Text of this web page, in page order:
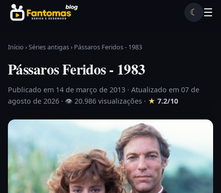
Pular para o conteúdo
☰
☾
Início ›Séries antigas› Pássaros Feridos - 1983
Pássaros Feridos - 1983
Publicado em 14 de março de 2013 · Atualizado em 07 de
agosto de 2026 · 👁 20.986 visualizações · ★ 7.2/10